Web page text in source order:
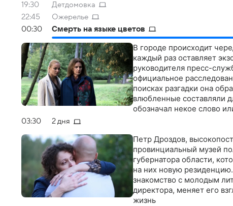
19:30
Детдомовка
22:45
Ожерелье
00:30
Смерть на языке цветов
В городе происходит
каждый раз оставляет
руководителя пресс-
официальное
поисках разгадки она
влюбленные составляли
обозначал некое слово
оставленные на телах
эгоизм… Вскоре Лилия
приглашение к игре
03:30 2 дня
Петр Дроздов,
провинциальный музей
губернатора области,
на них новую
знакомство с молодым
директора, меняет его
жизнь